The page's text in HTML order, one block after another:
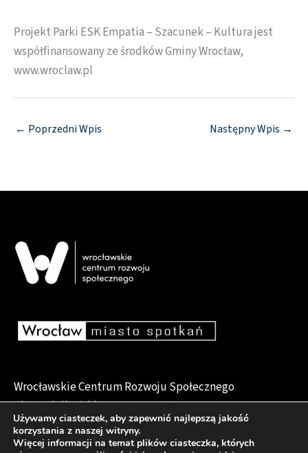
Projekt Parki ESK Empatia – Szacunek – Kultura jest
współfinansowany ze środków Gminy Wrocław,
www.wroclaw.pl
← Poprzedni Wpis Następny Wpis →
Wrocławskie Centrum Rozwoju Społecznego
pl. Dominikański 6, 50-159 Wrocław
Używamy ciasteczek, aby zapewnić najlepszą jakość
korzystania z naszej witryny.
Więcej informacji na temat plików ciasteczka, których